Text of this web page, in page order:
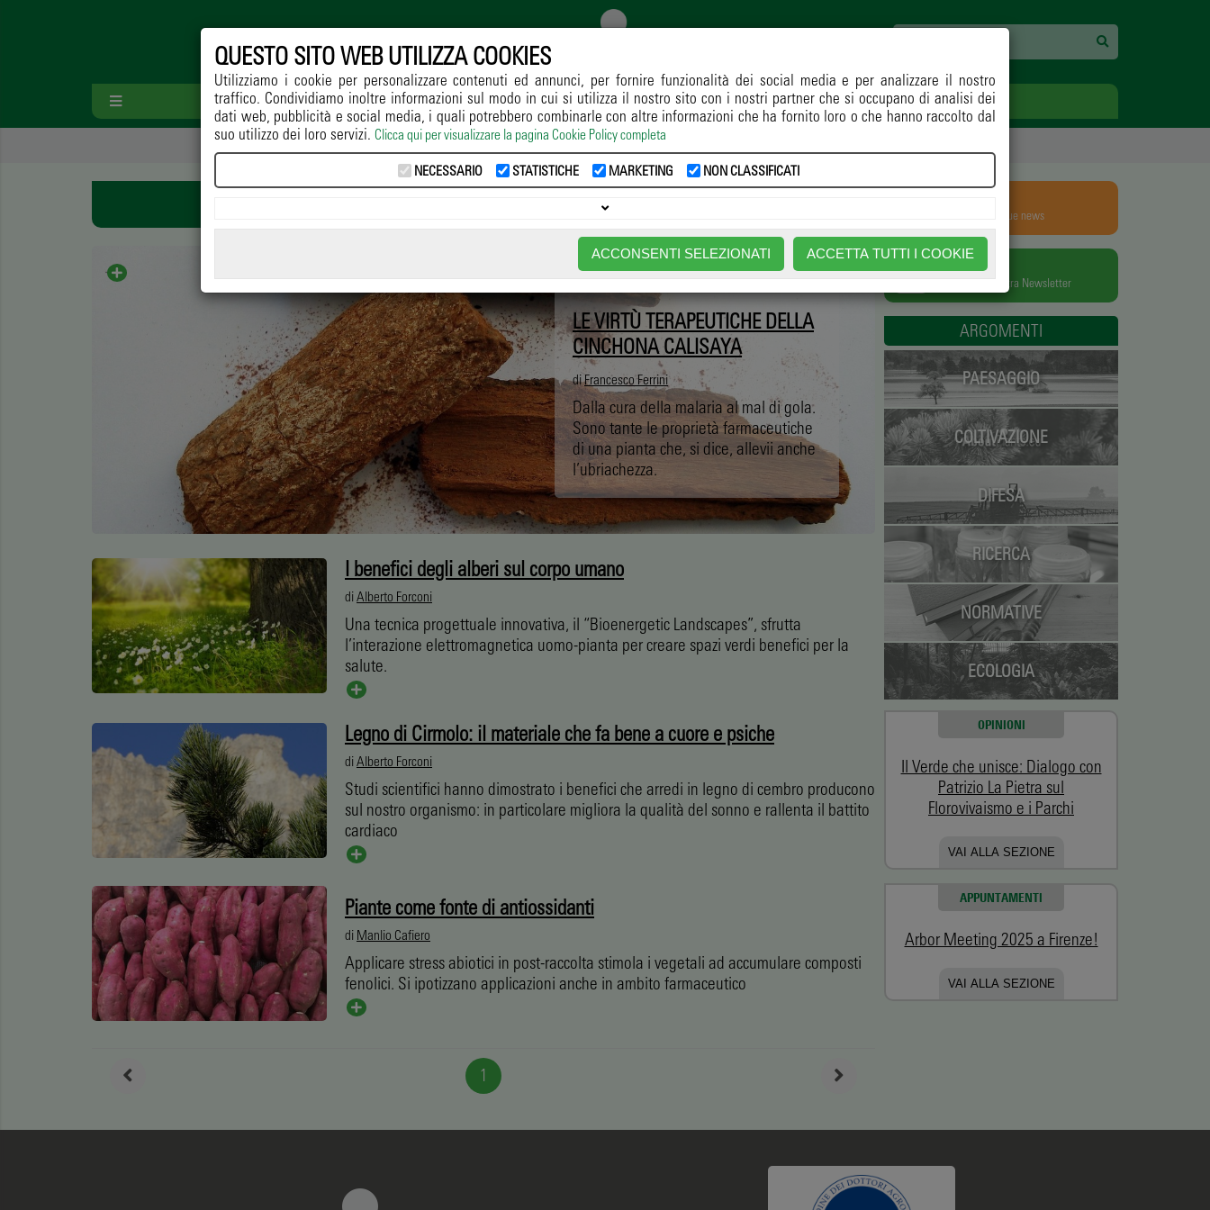
HOME PAESAGGIO COLTIVAZIONE DIFESA RICERCA NORMATIVE ECOLOGIA OPINIONI
Home-> -> proprietà terapeutiche
PROPRIETÀ TERAPEUTICHE
LE VIRTÙ TERAPEUTICHE DELLA
CINCHONA CALISAYA
diFrancesco Ferrini
Dalla cura della malaria al mal di gola.
Sono tante le proprietà farmaceutiche
di una pianta che, si dice, allevii anche
l’ubriachezza.
I benefici degli alberi sul corpo umano
diAlberto Forconi
Una tecnica progettuale innovativa, il “Bioenergetic Landscapes”, sfrutta
l’interazione elettromagnetica uomo-pianta per creare spazi verdi benefici per la
salute.
Legno di Cirmolo: il materiale che fa bene a cuore e psiche
diAlberto Forconi
Studi scientifici hanno dimostrato i benefici che arredi in legno di cembro producono
sul nostro organismo: in particolare migliora la qualità del sonno e rallenta il battito
cardiaco
Piante come fonte di antiossidanti
di Manlio Cafiero
Applicare stress abiotici in post-raccolta stimola i vegetali ad accumulare composti
fenolici. Si ipotizzano applicazioni anche in ambito farmaceutico
1
Aggiungili alle tue news
NEWSLETTER
Iscriviti alla nostra Newsletter
ARGOMENTI
PAESAGGIO
COLTIVAZIONE
DIFESA
RICERCA
NORMATIVE
ECOLOGIA
OPINIONI
Il Verde che unisce: Dialogo con
Patrizio La Pietra sul
Florovivaismo e i Parchi
VAI ALLA SEZIONE
APPUNTAMENTI
Arbor Meeting 2025 a Firenze!
VAI ALLA SEZIONE
QUESTO SITO WEB UTILIZZA COOKIES
Utilizziamo i cookie per personalizzare contenuti ed annunci, per fornire funzionalità dei social media e per analizzare il nostro
traffico. Condividiamo inoltre informazioni sul modo in cui si utilizza il nostro sito con i nostri partner che si occupano di analisi dei
dati web, pubblicità e social media, i quali potrebbero combinarle con altre informazioni che ha fornito loro o che hanno raccolto dal
suo utilizzo dei loro servizi. Clicca qui per visualizzare la pagina Cookie Policy completa
NECESSARIO STATISTICHE MARKETING NON CLASSIFICATI
ACCONSENTI SELEZIONATI ACCETTA TUTTI I COOKIE